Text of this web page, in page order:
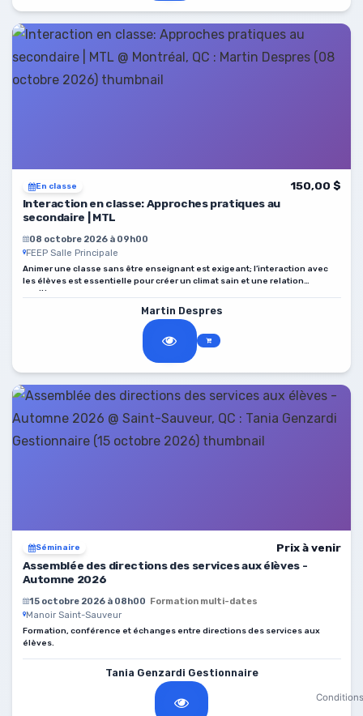
En classe
150,00 $
Interaction en classe: Approches pratiques au
secondaire | MTL
08 octobre 2026 à 09h00
FEEP Salle Principale
Animer une classe sans être enseignant est exigeant; l’interaction avec
les élèves est essentielle pour créer un climat sain et une relation
positive.
Martin Despres
Séminaire
Prix à venir
Assemblée des directions des services aux élèves -
Automne 2026
15 octobre 2026 à 08h00 Formation multi-dates
Manoir Saint-Sauveur
Formation, conférence et échanges entre directions des services aux
élèves.
Tania Genzardi Gestionnaire